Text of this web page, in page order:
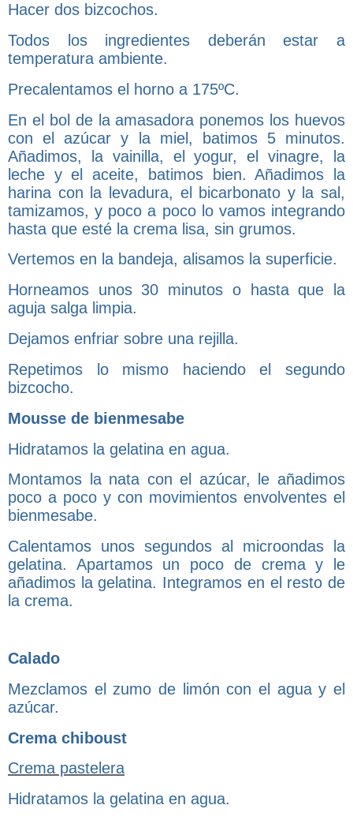
Hacer dos bizcochos.
Todos los ingredientes deberán estar a
temperatura ambiente.
Precalentamos el horno a 175ºC.
En el bol de la amasadora ponemos los huevos
con el azúcar y la miel, batimos 5 minutos.
Añadimos, la vainilla, el yogur, el vinagre, la
leche y el aceite, batimos bien. Añadimos la
harina con la levadura, el bicarbonato y la sal,
tamizamos, y poco a poco lo vamos integrando
hasta que esté la crema lisa, sin grumos.
Vertemos en la bandeja, alisamos la superficie.
Horneamos unos 30 minutos o hasta que la
aguja salga limpia.
Dejamos enfriar sobre una rejilla.
Repetimos lo mismo haciendo el segundo
bizcocho.
Mousse de bienmesabe
Hidratamos la gelatina en agua.
Montamos la nata con el azúcar, le añadimos
poco a poco y con movimientos envolventes el
bienmesabe.
Calentamos unos segundos al microondas la
gelatina. Apartamos un poco de crema y le
añadimos la gelatina. Integramos en el resto de
la crema.
Calado
Mezclamos el zumo de limón con el agua y el
azúcar.
Crema chiboust
Crema pastelera
Hidratamos la gelatina en agua.